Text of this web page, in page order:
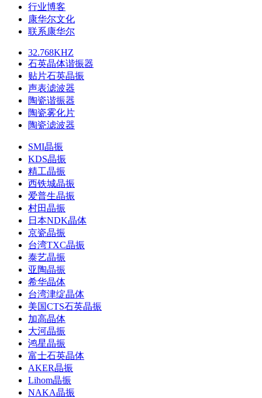
行业博客
康华尔文化
联系康华尔
32.768KHZ
石英晶体谐振器
贴片石英晶振
声表滤波器
陶瓷谐振器
陶瓷雾化片
陶瓷滤波器
SMI晶振
KDS晶振
精工晶振
西铁城晶振
爱普生晶振
村田晶振
日本NDK晶体
京瓷晶振
台湾TXC晶振
泰艺晶振
亚陶晶振
希华晶体
台湾津绽晶体
美国CTS石英晶振
加高晶体
大河晶振
鸿星晶振
富士石英晶体
AKER晶振
Lihom晶振
NAKA晶振